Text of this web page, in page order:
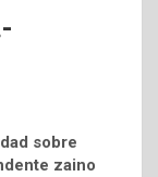
sobre
zaino